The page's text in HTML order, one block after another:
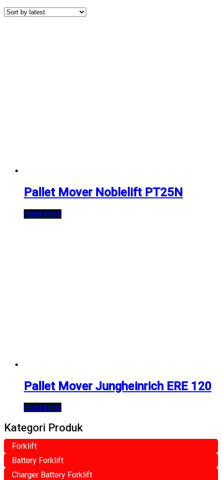
Pallet Mover Noblelift PT25N
Read more
Pallet Mover Jungheinrich ERE 120
Read more
Kategori Produk
Forklift
Battery Forklift
Charger Battery Forklift